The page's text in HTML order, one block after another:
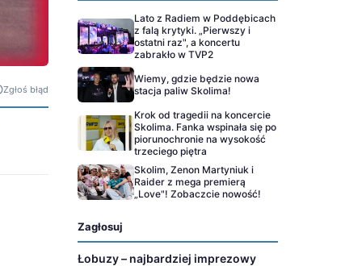
Zgłoś błąd
Lato z Radiem w Poddębicach
z falą krytyki. „Pierwszy i
ostatni raz", a koncertu
zabrakło w TVP2
Wiemy, gdzie będzie nowa
stacja paliw Skolima!
Krok od tragedii na koncercie
Skolima. Fanka wspinała się po
piorunochronie na wysokość
trzeciego piętra
Skolim, Zenon Martyniuk i
Raider z mega premierą
„Love"! Zobaczcie nowość!
Zagłosuj
Łobuzy – najbardziej imprezowy